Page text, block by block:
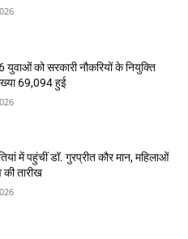
युवाओं को सरकारी नौकरियों के नियुक्ति
69,094 हुई
में पहुंचीं डॉ. गुरप्रीत कौर मान, महिलाओं
की तारीख